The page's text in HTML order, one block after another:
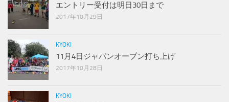
エントリー受付は明日30日まで
2017年10月29日
KYOKI
11月4日ジャパンオープン打ち上げ
2017年10月28日
KYOKI